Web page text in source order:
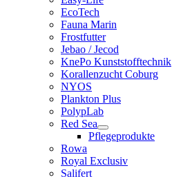
EcoTech
Fauna Marin
Frostfutter
Jebao / Jecod
KnePo Kunststofftechnik
Korallenzucht Coburg
NYOS
Plankton Plus
PolypLab
Red Sea
Pflegeprodukte
Rowa
Royal Exclusiv
Salifert